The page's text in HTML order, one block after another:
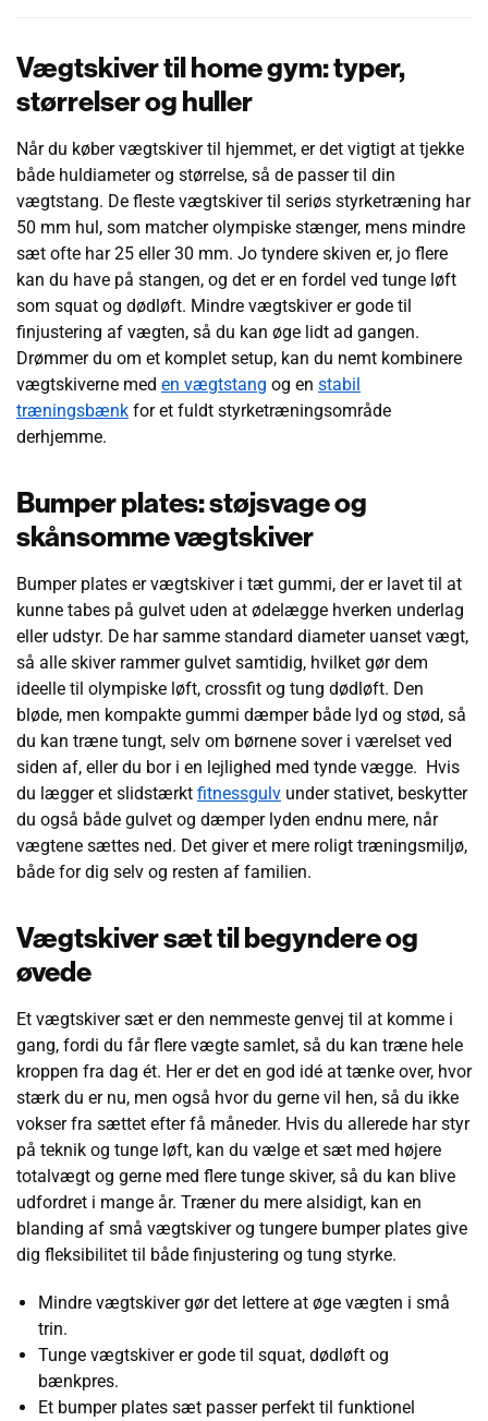
Vægtskiver til home gym: typer,
størrelser og huller
Når du køber vægtskiver til hjemmet, er det vigtigt at tjekke
både huldiameter og størrelse, så de passer til din
vægtstang. De fleste vægtskiver til seriøs styrketræning har
50 mm hul, som matcher olympiske stænger, mens mindre
sæt ofte har 25 eller 30 mm. Jo tyndere skiven er, jo flere
kan du have på stangen, og det er en fordel ved tunge løft
som squat og dødløft. Mindre vægtskiver er gode til
finjustering af vægten, så du kan øge lidt ad gangen.
Drømmer du om et komplet setup, kan du nemt kombinere
vægtskiverne med en vægtstang og en stabil
træningsbænk for et fuldt styrketræningsområde
derhjemme.
Bumper plates: støjsvage og
skånsomme vægtskiver
Bumper plates er vægtskiver i tæt gummi, der er lavet til at
kunne tabes på gulvet uden at ødelægge hverken underlag
eller udstyr. De har samme standard diameter uanset vægt,
så alle skiver rammer gulvet samtidig, hvilket gør dem
ideelle til olympiske løft, crossfit og tung dødløft. Den
bløde, men kompakte gummi dæmper både lyd og stød, så
du kan træne tungt, selv om børnene sover i værelset ved
siden af, eller du bor i en lejlighed med tynde vægge. Hvis
du lægger et slidstærkt fitnessgulv under stativet, beskytter
du også både gulvet og dæmper lyden endnu mere, når
vægtene sættes ned. Det giver et mere roligt træningsmiljø,
både for dig selv og resten af familien.
Vægtskiver sæt til begyndere og
øvede
Et vægtskiver sæt er den nemmeste genvej til at komme i
gang, fordi du får flere vægte samlet, så du kan træne hele
kroppen fra dag ét. Her er det en god idé at tænke over, hvor
stærk du er nu, men også hvor du gerne vil hen, så du ikke
vokser fra sættet efter få måneder. Hvis du allerede har styr
på teknik og tunge løft, kan du vælge et sæt med højere
totalvægt og gerne med flere tunge skiver, så du kan blive
udfordret i mange år. Træner du mere alsidigt, kan en
blanding af små vægtskiver og tungere bumper plates give
dig fleksibilitet til både finjustering og tung styrke.
Mindre vægtskiver gør det lettere at øge vægten i små
trin.
Tunge vægtskiver er gode til squat, dødløft og
bænkpres.
Et bumper plates sæt passer perfekt til funktionel